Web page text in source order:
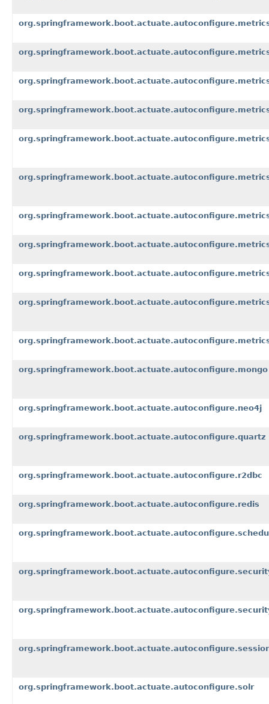
org.springframework.boot.actuate.autoconfigure.mongo
org.springframework.boot.actuate.autoconfigure.neo4j
org.springframework.boot.actuate.autoconfigure.quartz
org.springframework.boot.actuate.autoconfigure.r2dbc
org.springframework.boot.actuate.autoconfigure.redis
org.springframework.boot.actuate.autoconfigure.solr